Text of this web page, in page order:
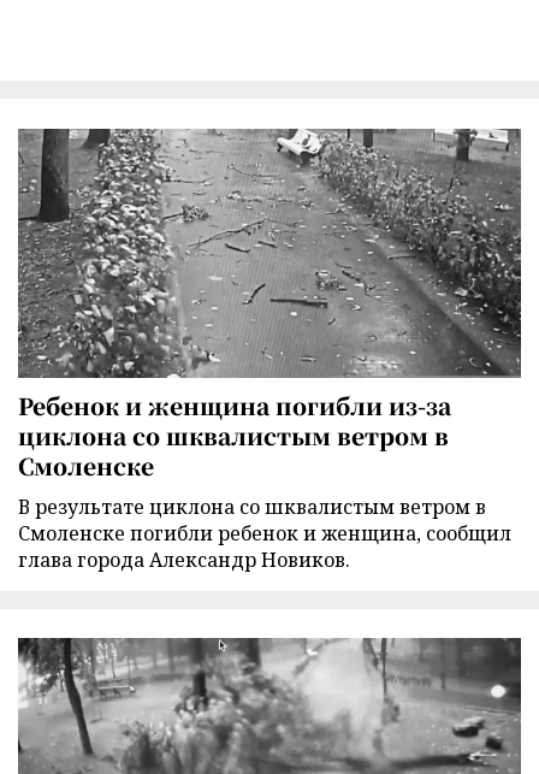
Ребенок и женщина погибли из-за
циклона со шквалистым ветром в
Смоленске
В результате циклона со шквалистым ветром в
Смоленске погибли ребенок и женщина, сообщил
глава города Александр Новиков.